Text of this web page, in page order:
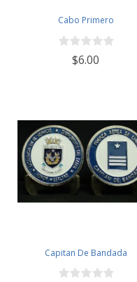
Cabo Primero
$6.00
Capitan De Bandada